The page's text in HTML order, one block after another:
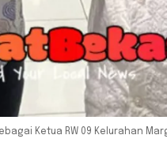
Ketua RW 09 Kelurahan